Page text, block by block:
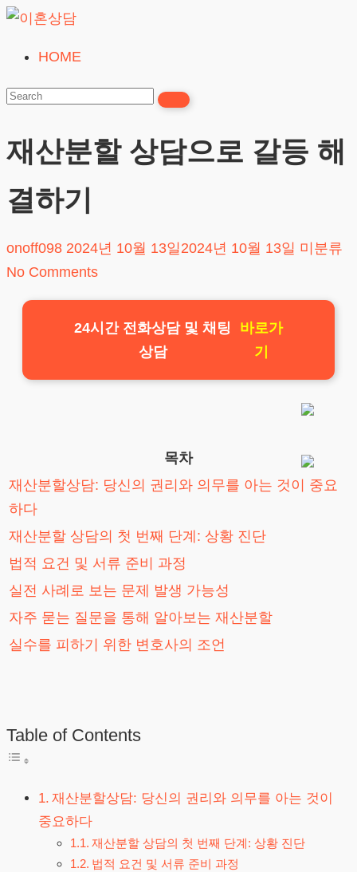
Skip
content
혼
담
HOME
재산분할 상담으로 갈등 해
결하기
onoff098 2024년 10월 13일 2024년 10월 13일 미분류
No Comments
24시간 전화상담 및 채팅
상담
바로가
기
목차
재산분할상담: 당신의 권리와 의무를 아는 것이 중요
하다
재산분할 상담의 첫 번째 단계: 상황 진단
법적 요건 및 서류 준비 과정
실전 사례로 보는 문제 발생 가능성
자주 묻는 질문을 통해 알아보는 재산분할
실수를 피하기 위한 변호사의 조언
Table of Contents
재산분할상담: 당신의 권리와 의무를 아는 것이
중요하다
재산분할 상담의 첫 번째 단계: 상황 진단
법적 요건 및 서류 준비 과정